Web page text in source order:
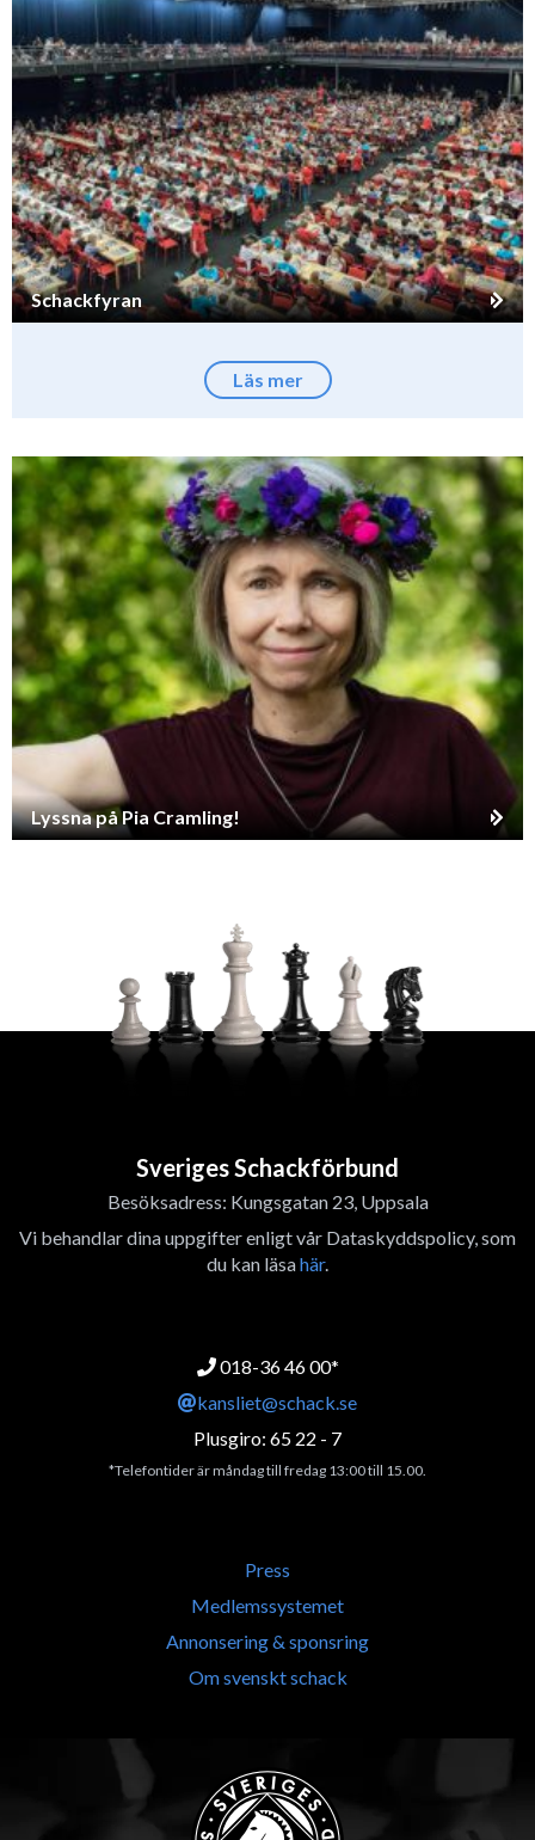
Schackfyran
Läs mer
Lyssna på Pia Cramling!
Sveriges Schackförbund
Besöksadress: Kungsgatan 23, Uppsala
Vi behandlar dina uppgifter enligt vår Dataskyddspolicy, som
du kan läsahär.
018-36 46 00*
kansliet@schack.se
Plusgiro: 65 22 - 7
*Telefontider är måndag till fredag 13:00 till 15.00.
Press
Medlemssystemet
Annonsering & sponsring
Om svenskt schack